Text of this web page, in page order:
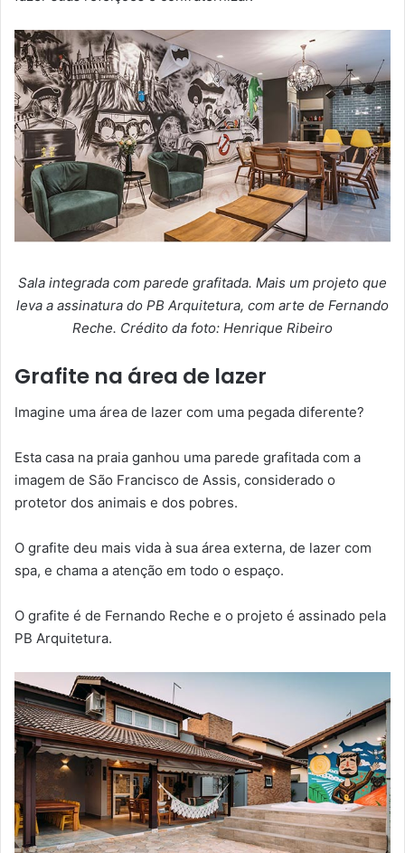
Sala integrada com parede grafitada. Mais um projeto que
leva a assinatura do PB Arquitetura, com arte de Fernando
Reche. Crédito da foto: Henrique Ribeiro
Grafite na área de lazer
Imagine uma área de lazer com uma pegada diferente?
Esta casa na praia ganhou uma parede grafitada com a
imagem de São Francisco de Assis, considerado o
protetor dos animais e dos pobres.
O grafite deu mais vida à sua área externa, de lazer com
spa, e chama a atenção em todo o espaço.
O grafite é de Fernando Reche e o projeto é assinado pela
PB Arquitetura.